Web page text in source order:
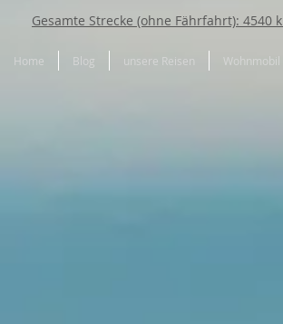
Gesamte Strecke (ohne Fährfahrt): 4540
Home Blog unsere Reisen Wohnmobil